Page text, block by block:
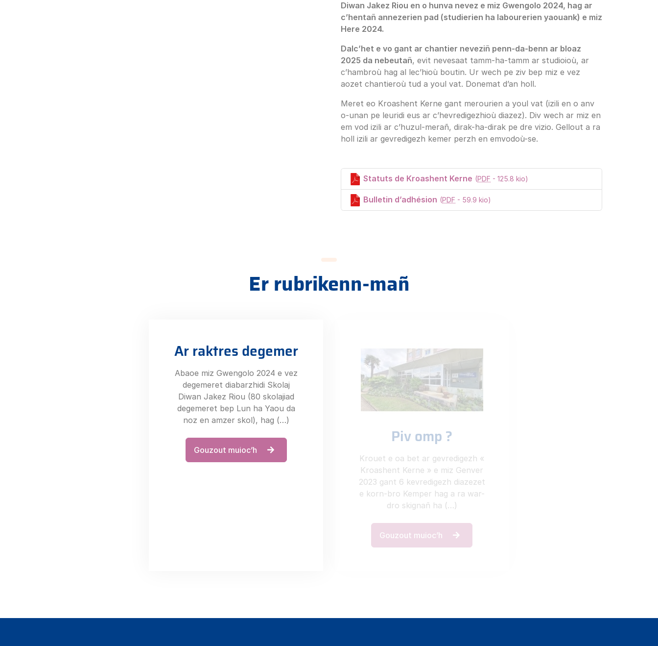
Diwan Jakez Riou en o hunva nevez e miz Gwengolo 2024, hag ar
c’hentañ annezerien pad (studierien ha labourerien yaouank) e miz
Here 2024.
Dalc’het e vo gant ar chantier neveziñ penn-da-benn ar bloaz
2025 da nebeutañ, evit nevesaat tamm-ha-tamm ar studioioù, ar
c’hambroù hag al lec’hioù boutin. Ur wech pe ziv bep miz e vez
aozet chantieroù tud a youl vat. Donemat d’an holl.
Meret eo Kroashent Kerne gant merourien a youl vat (izili en o anv
o-unan pe leuridi eus ar c’hevredigezhioù diazez). Div wech ar miz en
em vod izili ar c’huzul-merañ, dirak-ha-dirak pe dre vizio. Gellout a ra
holl izili ar gevredigezh kemer perzh en emvodoù-se.
Statuts de Kroashent Kerne (PDF - 125.8 kio)
Bulletin d’adhésion (PDF - 59.9 kio)
Er rubrikenn-mañ
Ar raktres degemer
Abaoe miz Gwengolo 2024 e vez
degemeret diabarzhidi Skolaj
Diwan Jakez Riou (80 skolajiad
degemeret bep Lun ha Yaou da
noz en amzer skol), hag (…)
Gouzout muioc’h
Piv omp ?
Krouet e oa bet ar gevredigezh «
Kroashent Kerne » e miz Genver
2023 gant 6 kevredigezh diazezet
e korn-bro Kemper hag a ra war-
dro skignañ ha (…)
Gouzout muioc’h